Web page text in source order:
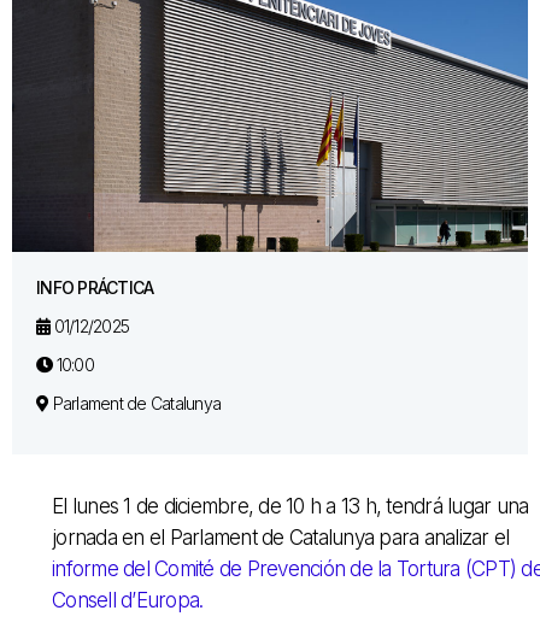
INFO PRÁCTICA
01/12/2025
10:00
Parlament de Catalunya
El lunes 1 de diciembre, de 10 h a 13 h, tendrá lugar una
jornada en el Parlament de Catalunya para analizar el
informe del Comité de Prevención de la Tortura (CPT)
Consell d’Europa.